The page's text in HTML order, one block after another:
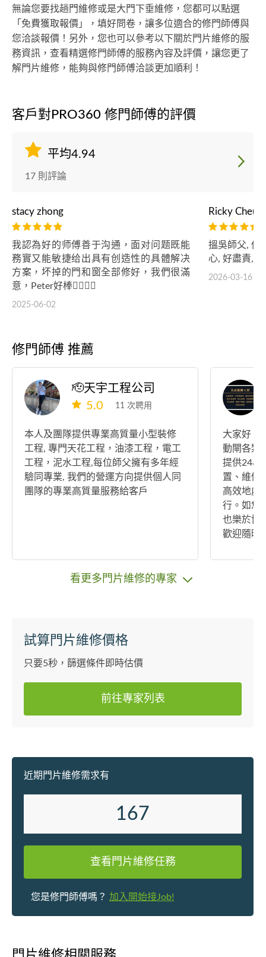
無論您要找趟門維修或是大門下垂維修，您都可以點選
「免費獲取報價」，填好問卷，讓多位適合的修門師傅與
您洽談報價！另外，您也可以參考以下關於門片維修的服
務資訊，查看精選修門師傅的服務內容及評價，讓您更了
解門片維修，能夠與修門師傅洽談更加順利！
客戶對PRO360 修門師傅的評價
平均4.94
17 則評論
stacy zhong
我認為好的师傅善于沟通，面对问题既能
務實又能敏捷给出具有创造性的具體解决
方案，坏掉的門和窗全部修好，我們很滿
意，Peter好棒👍🏻👍🏻
2025-06-02
Ricky
搵吳師父, 你
心, 好盡責,
2026-03-16
修門師傅 推薦
🫡天宇工程公司
5.0
11 次聘用
本人及團隊提供專業高質量小型裝修
工程, 專門天花工程，油漆工程，電工
工程，泥水工程,每位師父擁有多年經
驗同專業, 我們的營運方向提供個人同
團隊的專業高質量服務給客戶
大家好！
動閘各類
提供24小
置、維修
高效地處
行。如您
也樂於協
歡迎隨時
看更多門片維修的專家
試算門片維修價格
只要5秒，篩選條件即時估價
前往專家列表
近期門片維修需求有
167
查看門片維修任務
您是修門師傅嗎？ 加入開始接Job!